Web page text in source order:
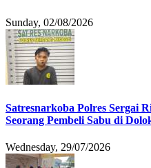
Sunday, 02/08/2026
Satresnarkoba Polres Sergai
Seorang Pembeli Sabu di
Wednesday, 29/07/2026